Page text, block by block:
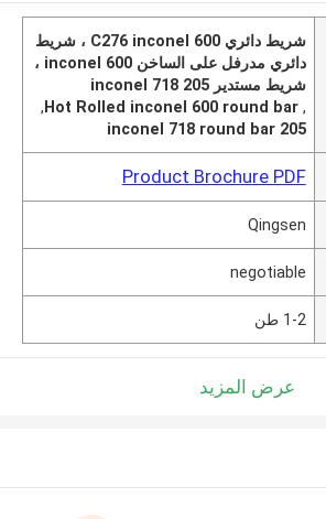
شريط دائري C276 inconel 600 ، شريط
دائري مدرفل على الساخن inconel 600 ،
شريط مستدير 205 inconel 718
,
Hot Rolled inconel 600 round bar
,
205 inconel 718 round bar
Product Brochure PDF
Qingsen
negotiable
1-2 طن
عرض المزيد